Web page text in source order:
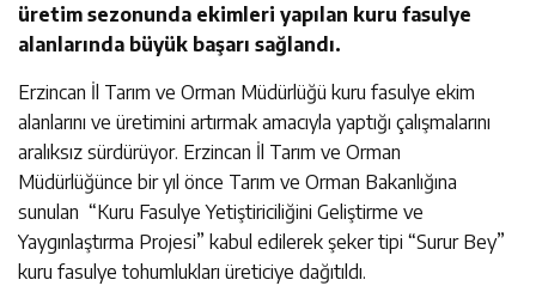
üretim sezonunda ekimleri yapılan kuru fasulye
alanlarında büyük başarı sağlandı.
Erzincan İl Tarım ve Orman Müdürlüğü kuru fasulye ekim
alanlarını ve üretimini artırmak amacıyla yaptığı çalışmalarını
aralıksız sürdürüyor. Erzincan İl Tarım ve Orman
Müdürlüğünce bir yıl önce Tarım ve Orman Bakanlığına
sunulan “Kuru Fasulye Yetiştiriciliğini Geliştirme ve
Yaygınlaştırma Projesi” kabul edilerek şeker tipi “Surur Bey”
kuru fasulye tohumlukları üreticiye dağıtıldı.